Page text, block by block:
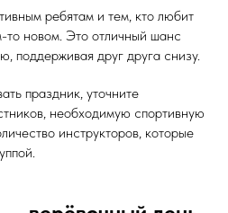
ребятам и тем, кто любит
то новом. Это отличный шанс
поддерживая друг друга снизу.
праздник, уточните
необходимую спортивную
инструкторов, которые